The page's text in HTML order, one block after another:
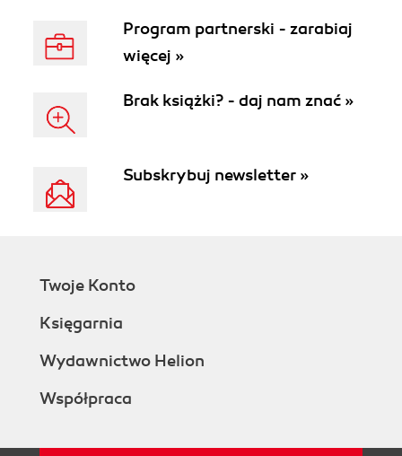
Program partnerski - zarabiaj
więcej »
Brak książki? - daj nam znać »
Subskrybuj newsletter »
Twoje Konto
Księgarnia
Wydawnictwo Helion
Współpraca